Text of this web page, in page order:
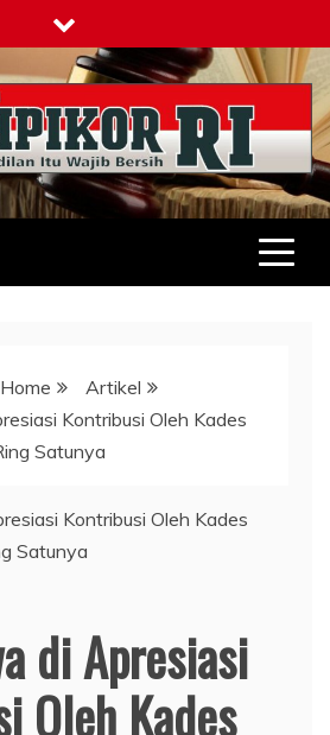
Home
Artikel
Kontribusi Oleh Kades
Satunya
di Apresiasi
Oleh Kades